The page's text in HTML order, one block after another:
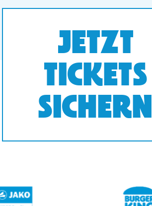
JETZT
TICKETS
SICHERN